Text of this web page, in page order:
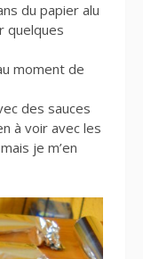
du papier alu
quelques
moment de
des sauces
à voir avec les
je m’en